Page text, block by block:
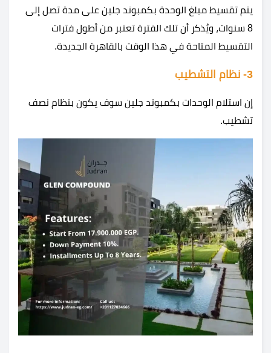
يتم تقسيط مبلغ الوحدة بكمبوند جلين على مدة تصل إلى
8 سنوات، ويُذكر أن تلك الفترة تعتبر من أطول فترات
التقسيط المتاحة في هذا الوقت بالقاهرة الجديدة.
3- نظام التشطيب
إن استلام الوحدات بكمبوند جلين سوف يكون بنظام نصف
تشطيب.